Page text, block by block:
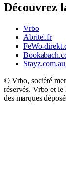
Découvrez
Vrbo
Abritel.fr
FeWo-
Stayz.com.au
© Vrbo, société
réservés. Vrbo et le
des marques